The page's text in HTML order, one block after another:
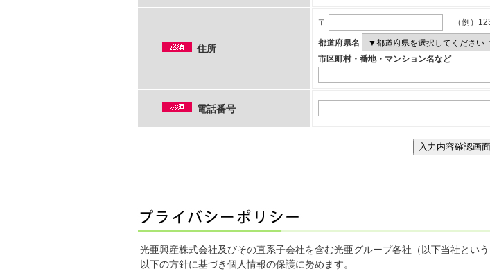
住所
〒 （例）
都道府県名
市区町村・番地・マンション名など
電話番号
光亜興産株式会社及びその直系子会社を含む光亜グループ各社（以下当社とい
以下の方針に基づき個人情報の保護に努めます。